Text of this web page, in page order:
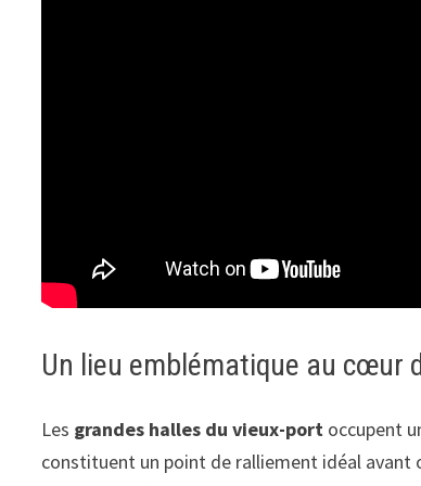
Un lieu emblématique au cœur
Les grandes halles du vieux-port occupent
constituent un point de ralliement idéal avant